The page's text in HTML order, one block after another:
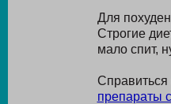
Для
Строгие
мало спит,
Справиться
препараты